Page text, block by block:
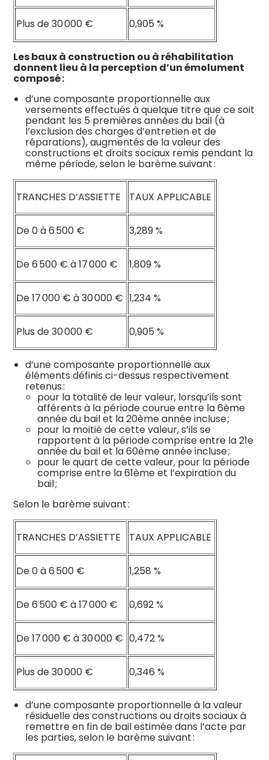
Plus de 30 000 € 0,905 %
Les baux à construction ou à réhabilitation
donnent lieu à la perception d’un émolument
composé :
d’une composante proportionnelle aux
versements effectués à quelque titre que ce soit
pendant les 5 premières années du bail (à
l’exclusion des charges d’entretien et de
réparations), augmentés de la valeur des
constructions et droits sociaux remis pendant la
même période, selon le barème suivant :
TRANCHES D’ASSIETTE TAUX APPLICABLE
De 0 à 6 500 € 3,289 %
De 6 500 € à 17 000 € 1,809 %
De 17 000 € à 30 000 € 1,234 %
Plus de 30 000 € 0,905 %
d’une composante proportionnelle aux
éléments définis ci-dessus respectivement
retenus :
pour la totalité de leur valeur, lorsqu’ils sont
afférents à la période courue entre la 6ème
année du bail et la 20ème année incluse ;
pour la moitié de cette valeur, s’ils se
rapportent à la période comprise entre la 21e
année du bail et la 60ème année incluse ;
pour le quart de cette valeur, pour la période
comprise entre la 61ème et l’expiration du
bail ;
Selon le barème suivant :
TRANCHES D’ASSIETTE TAUX APPLICABLE
De 0 à 6 500 € 1,258 %
De 6 500 € à 17 000 € 0,692 %
De 17 000 € à 30 000 € 0,472 %
Plus de 30 000 € 0,346 %
d’une composante proportionnelle à la valeur
résiduelle des constructions ou droits sociaux à
remettre en fin de bail estimée dans l’acte par
les parties, selon le barème suivant :